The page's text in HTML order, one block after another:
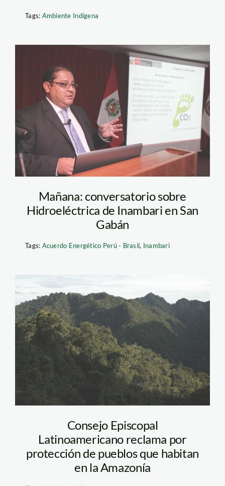
Tags: Ambiente Indígena
camac_daniel_mem
Mañana: conversatorio sobre
Hidroeléctrica de Inambari en San
Gabán
Tags: Acuerdo Energético Perú - Brasil, Inambari
Consejo Episcopal
Latinoamericano reclama por
protección de pueblos que habitan
en la Amazonía